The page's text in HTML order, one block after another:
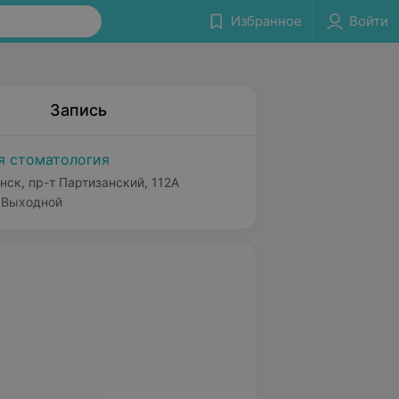
Избранное Войти
Запись
стоматология
пр-т Партизанский, 112А
Выходной